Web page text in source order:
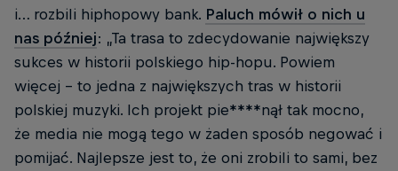
i… rozbili hiphopowy bank. Paluch mówił o nich u
nas później: „Ta trasa to zdecydowanie największy
sukces w historii polskiego hip-hopu. Powiem
więcej – to jedna z największych tras w historii
polskiej muzyki. Ich projekt pie****nął tak mocno,
że media nie mogą tego w żaden sposób negować i
pomijać. Najlepsze jest to, że oni zrobili to sami, bez